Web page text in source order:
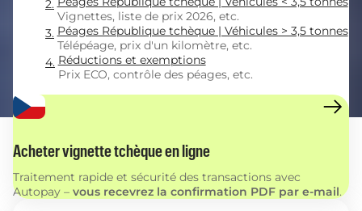
Vignettes, liste de prix 2026, etc.
Péages République tchèque | Véhicules > 3,5 tonnes
Télépéage, prix d'un kilomètre, etc.
Réductions et exemptions
Prix ECO, contrôle des péages, etc.
Acheter vignette tchèque en ligne
Traitement rapide et sécurité des transactions avec
Autopay – vous recevrez la confirmation PDF par e-mail.